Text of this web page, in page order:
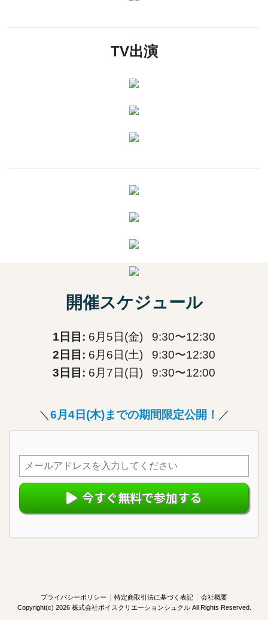
TV出演
開催スケジュール
1日目: 6月5日(金) 9:30〜12:30
2日目: 6月6日(土) 9:30〜12:30
3日目: 6月7日(日) 9:30〜12:00
＼ 6月4日(木)までの期間限定公開！ ／
今すぐ無料で参加する
プライバシーポリシー 特定商取引法に基づく表記
会社概要
Copyright(c) 2026 株式会社ボイスクリエーションシュクルAll Rights Reserved.